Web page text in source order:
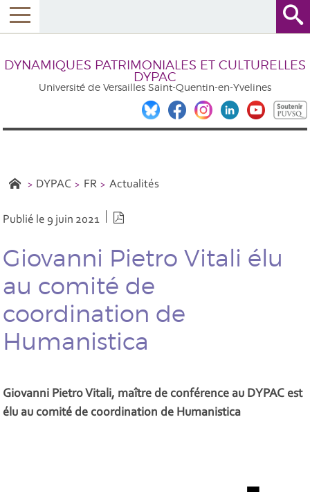
DYNAMIQUES PATRIMONIALES ET CULTURELLES
DYPAC
Université de Versailles Saint-Quentin-en-Yvelines
DYPAC FR Actualités
Publié le 9 juin 2021
Giovanni Pietro Vitali élu
au comité de
coordination de
Humanistica
Giovanni Pietro Vitali, maître de conférence au DYPAC est
élu au comité de coordination de Humanistica